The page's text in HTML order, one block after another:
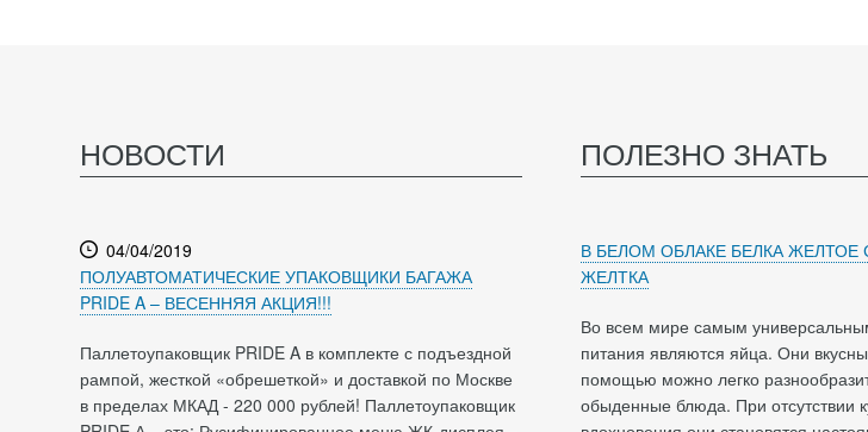
НОВОСТИ
04/04/2019
ПОЛУАВТОМАТИЧЕСКИЕ УПАКОВЩИКИ БАГАЖА
PRIDE A – ВЕСЕННЯЯ АКЦИЯ!!!
Паллетоупаковщик PRIDE A в комплекте с подъездной
рампой, жесткой «обрешеткой» и доставкой по Москве
в пределах МКАД - 220 000 рублей! Паллетоупаковщик
ПОЛЕЗНО ЗНАТЬ
В БЕЛОМ ОБЛАКЕ БЕЛКА
ЖЕЛТКА
Во всем мире самым
питания являются яйца. Они
помощью можно легко
обыденные блюда. При отсутствии